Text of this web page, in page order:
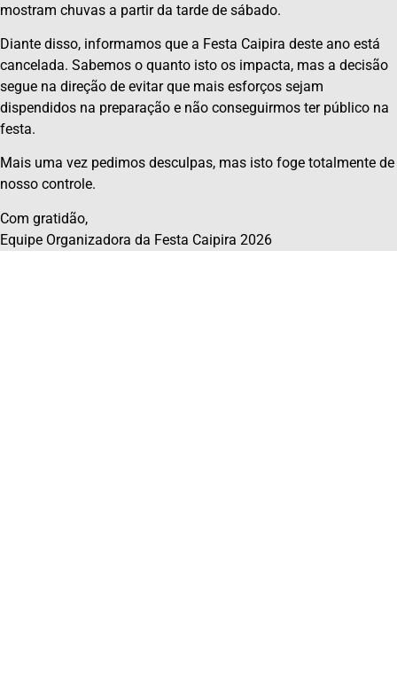
mostram chuvas a partir da tarde de sábado.
Diante disso, informamos que a Festa Caipira deste ano está
cancelada. Sabemos o quanto isto os impacta, mas a decisão
segue na direção de evitar que mais esforços sejam
dispendidos na preparação e não conseguirmos ter público na
festa.
Mais uma vez pedimos desculpas, mas isto foge totalmente de
nosso controle.
Com gratidão,
Equipe Organizadora da Festa Caipira 2026